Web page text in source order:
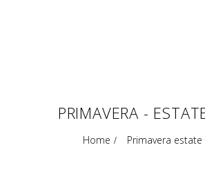
PRIMAVERA -
Home Primavera estate